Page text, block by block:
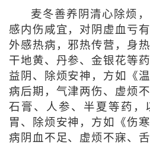
麦冬善养阴清心除烦
感内伤咸宜，对阴虚血亏
外感热病，邪热传营，身
干地黄、丹参、金银花等
益阴、除烦安神，方如《
病后期，气津两伤、虚烦
石膏、人参、半夏等药，
胃、除烦安神，方如《伤
病阴血不足、虚烦不寐、